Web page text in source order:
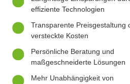
effiziente Technologien
Transparente Preisgestaltung
versteckte Kosten
Persönliche Beratung und
maßgeschneiderte Lösungen
Mehr Unabhängigkeit von